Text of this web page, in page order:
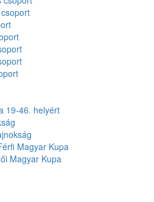
19-46. helyért
Magyar Kupa
Magyar Kupa